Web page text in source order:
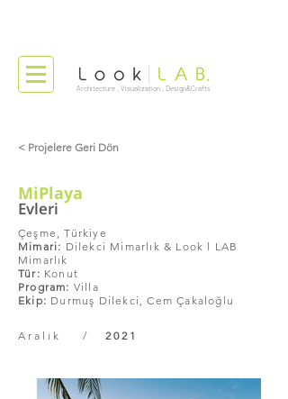
Architecture . Visualization . Design&Crafts
< Projelere Geri Dön
MiPlaya
Evleri
Çeşme, Türkiye
Mimari: Dilekci Mimarlık & Look l LAB
Mimarlık
Tür: Konut
Program: Villa
Ekip: Durmuş Dilekci, Cem Çakaloğlu
Aralık / 2021